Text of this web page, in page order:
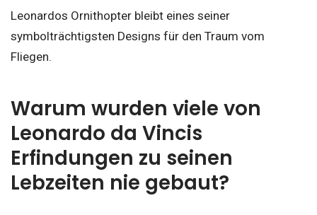
Leonardos Ornithopter bleibt eines seiner
symbolträchtigsten Designs für den Traum vom
Fliegen.
Warum wurden viele von
Leonardo da Vincis
Erfindungen zu seinen
Lebzeiten nie gebaut?